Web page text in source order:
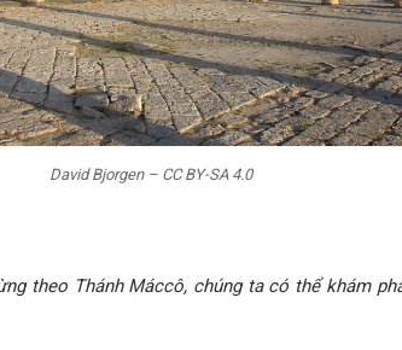
David Bjorgen – CC BY-SA 4.0
theo Thánh Máccô, chúng ta có thể khám